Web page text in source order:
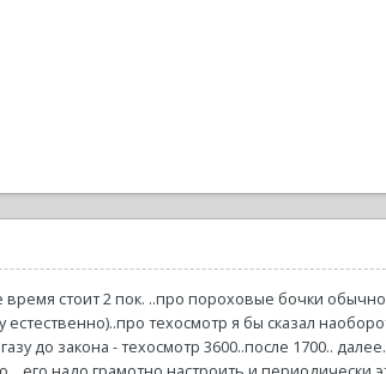
стоит 2 пок. ..про пороховые бочки
естественно)..про техосмотр я бы сказал
до закона - техосмотр 3600..после 1700..